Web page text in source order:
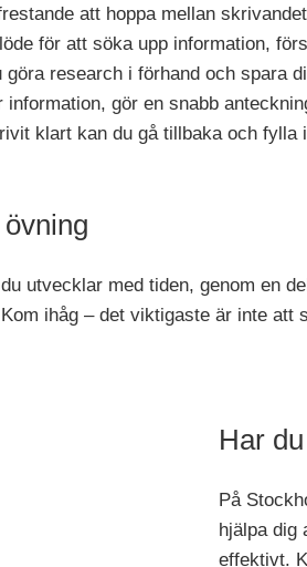
att hoppa mellan
för att söka upp information,
research i förhand och spara
gör en snabb
klart kan du gå tillbaka och fylla
utvecklar med tiden, genom en
ihåg – det viktigaste är inte att
Har
På
hjälpa dig
effektivt.